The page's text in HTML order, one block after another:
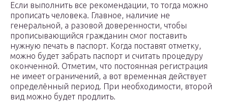
Если выполнить все рекомендации, то тогда можно
прописать человека. Главное, наличие не
генеральной, а разовой доверенности, чтобы
прописывающийся гражданин смог поставить
нужную печать в паспорт. Когда поставят отметку,
можно будет забрать паспорт и считать процедуру
оконченной. Отметим, что постоянная регистрация
не имеет ограничений, а вот временная действует
определённый период. При необходимости, второй
вид можно будет продлить.